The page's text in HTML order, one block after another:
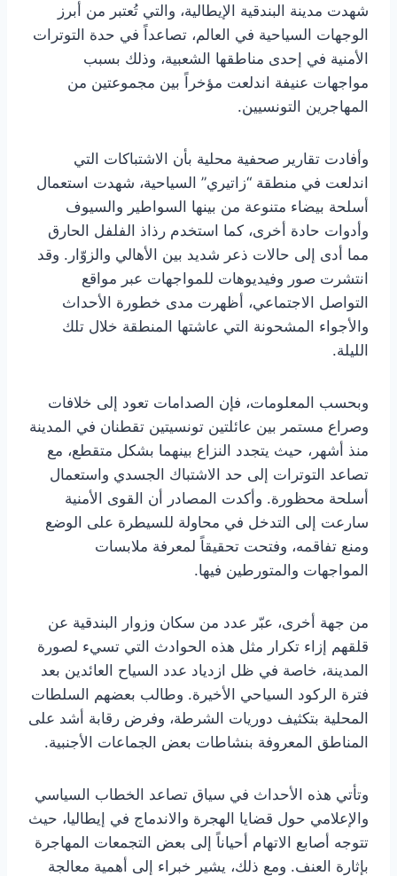
شهدت مدينة البندقية الإيطالية، والتي تُعتبر من أبرز
الوجهات السياحية في العالم، تصاعداً في حدة التوترات
الأمنية في إحدى مناطقها الشعبية، وذلك بسبب
مواجهات عنيفة اندلعت مؤخراً بين مجموعتين من
المهاجرين التونسيين.
وأفادت تقارير صحفية محلية بأن الاشتباكات التي
اندلعت في منطقة “زاتيري” السياحية، شهدت استعمال
أسلحة بيضاء متنوعة من بينها السواطير والسيوف
وأدوات حادة أخرى، كما استخدم رذاذ الفلفل الحارق
مما أدى إلى حالات ذعر شديد بين الأهالي والزوّار. وقد
انتشرت صور وفيديوهات للمواجهات عبر مواقع
التواصل الاجتماعي، أظهرت مدى خطورة الأحداث
والأجواء المشحونة التي عاشتها المنطقة خلال تلك
الليلة.
وبحسب المعلومات، فإن الصدامات تعود إلى خلافات
وصراع مستمر بين عائلتين تونسيتين تقطنان في المدينة
منذ أشهر، حيث يتجدد النزاع بينهما بشكل متقطع، مع
تصاعد التوترات إلى حد الاشتباك الجسدي واستعمال
أسلحة محظورة. وأكدت المصادر أن القوى الأمنية
سارعت إلى التدخل في محاولة للسيطرة على الوضع
ومنع تفاقمه، وفتحت تحقيقاً لمعرفة ملابسات
المواجهات والمتورطين فيها.
من جهة أخرى، عبّر عدد من سكان وزوار البندقية عن
قلقهم إزاء تكرار مثل هذه الحوادث التي تسيء لصورة
المدينة، خاصة في ظل ازدياد عدد السياح العائدين بعد
فترة الركود السياحي الأخيرة. وطالب بعضهم السلطات
المحلية بتكثيف دوريات الشرطة، وفرض رقابة أشد على
المناطق المعروفة بنشاطات بعض الجماعات الأجنبية.
وتأتي هذه الأحداث في سياق تصاعد الخطاب السياسي
والإعلامي حول قضايا الهجرة والاندماج في إيطاليا، حيث
تتوجه أصابع الاتهام أحياناً إلى بعض التجمعات المهاجرة
بإثارة العنف. ومع ذلك، يشير خبراء إلى أهمية معالجة